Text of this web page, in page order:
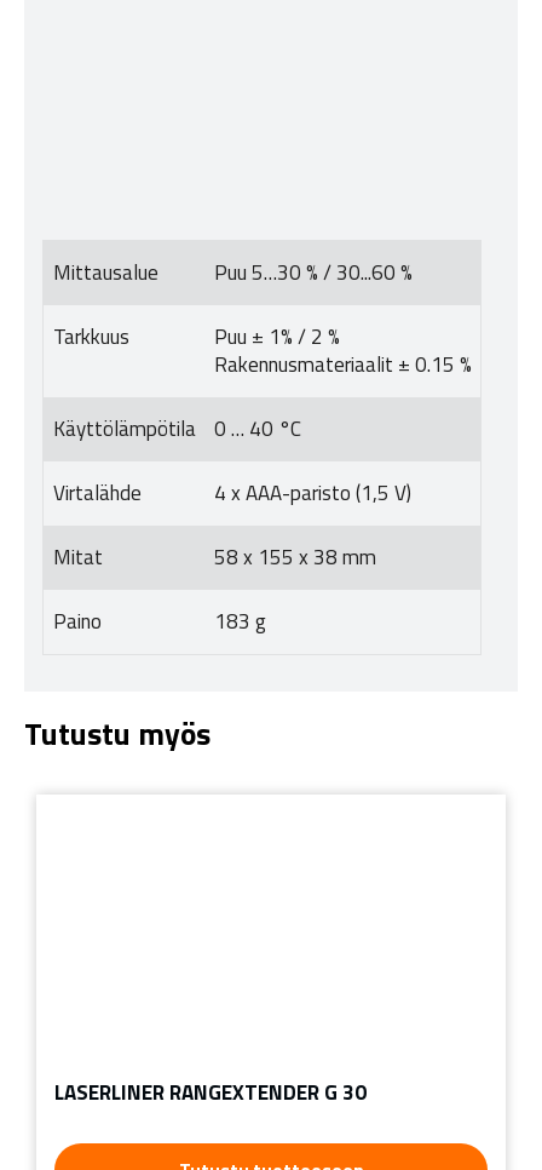
Mittausalue Puu 5…30 % / 30...60 %
Tarkkuus
Puu ± 1% / 2 %
Rakennusmateriaalit ± 0.15 %
Käyttölämpötila 0 … 40 °C
Virtalähde 4 x AAA-paristo (1,5 V)
Mitat 58 x 155 x 38 mm
Paino 183 g
Tutustu myös
LASERLINER RANGEXTENDER G 30